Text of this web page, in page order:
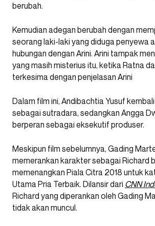
berubah.
Kemudian adegan berubah dengan
seorang laki-laki yang diduga penyewa
hubungan dengan Arini. Arini tampak
yang masih misterius itu, ketika Ratna
terkesima dengan penjelasan Arini
Dalam film ini, Andibachtia Yusuf
sebagai sutradara, sedangkan Angga
berperan sebagai eksekutif produser.
Meskipun film sebelumnya, Gading
memerankan karakter sebagai Richard
memenangkan Piala Citra 2018 untuk
Utama Pria Terbaik. Dilansir dari CNN
Richard yang diperankan oleh Gading
tidak akan muncul.